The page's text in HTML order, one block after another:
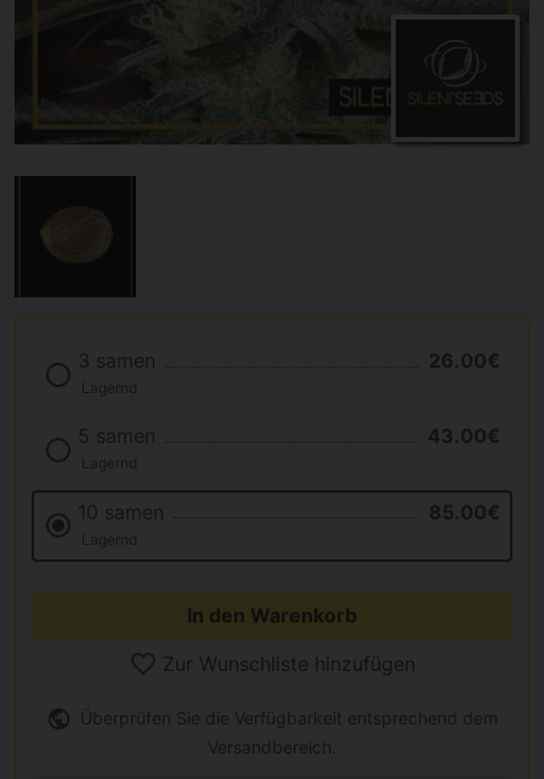
3 samen 26.00€
Lagernd
5 samen 43.00€
Lagernd
10 samen 85.00€
Lagernd
In den Warenkorb
Zur Wunschliste hinzufügen
Überprüfen Sie die Verfügbarkeit entsprechend dem
Versandbereich.